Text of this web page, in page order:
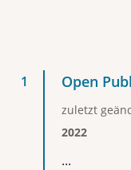
Open
zuletzt
2022
...